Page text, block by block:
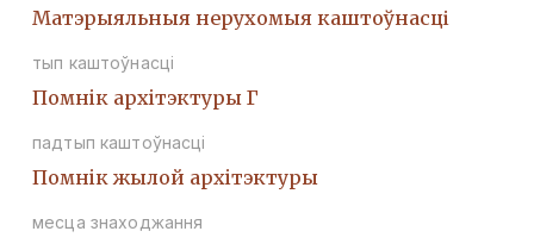
Матэрыяльныя нерухомыя каштоўнасці
тып каштоўнасці
Помнiк архiтэктуры Г
падтып каштоўнасці
Помнiк жылой архiтэктуры
месца знаходжання